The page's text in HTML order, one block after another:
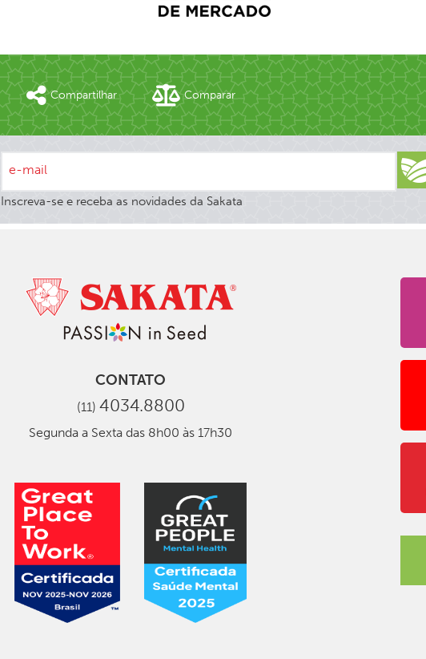
Compartilhar Comparar
e-mail
Inscreva-se e receba as novidades da Sakata
CONTATO
(11) 4034.8800
Segunda a Sexta das 8h00 às 17h30